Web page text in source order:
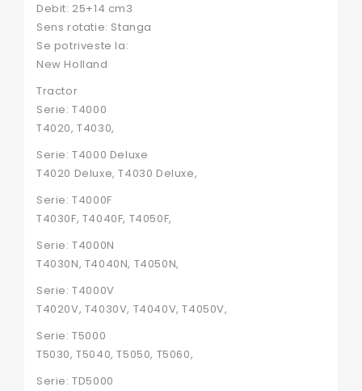
Debit: 25+14 cm3
Sens rotatie: Stanga
Se potriveste la:
New Holland
Tractor
Serie: T4000
T4020, T4030,
Serie: T4000 Deluxe
T4020 Deluxe, T4030 Deluxe,
Serie: T4000F
T4030F, T4040F, T4050F,
Serie: T4000N
T4030N, T4040N, T4050N,
Serie: T4000V
T4020V, T4030V, T4040V, T4050V,
Serie: T5000
T5030, T5040, T5050, T5060,
Serie: TD5000